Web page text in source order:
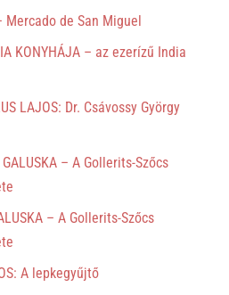
Mercado de San Miguel
KONYHÁJA – az ezerízű India
LAJOS: Dr. Csávossy György
GALUSKA – A Gollerits-Szőcs
– A Gollerits-Szőcs
A lepkegyűjtő